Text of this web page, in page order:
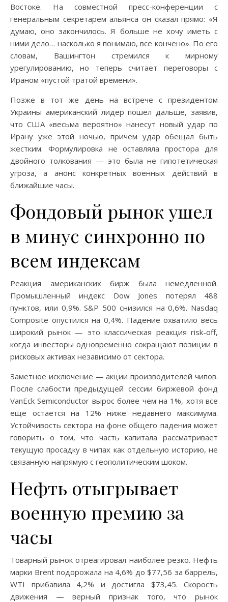
Востоке. На совместной пресс-конференции с
генеральным секретарем альянса он сказал прямо: «Я
думаю, оно закончилось. Я больше не хочу иметь с
ними дело… насколько я понимаю, все кончено». По его
словам, Вашингтон стремился к мирному
урегулированию, но теперь считает переговоры с
Ираном «пустой тратой времени».
Позже в тот же день на встрече с президентом
Украины американский лидер пошел дальше, заявив,
что США «весьма вероятно» нанесут новый удар по
Ирану уже этой ночью, причем удар обещал быть
жестким. Формулировка не оставляла простора для
двойного толкования — это была не гипотетическая
угроза, а анонс конкретных военных действий в
ближайшие часы.
Фондовый рынок ушел
в минус синхронно по
всем индексам
Реакция американских бирж была немедленной.
Промышленный индекс Dow Jones потерял 488
пунктов, или 0,9%. S&P 500 снизился на 0,6%. Nasdaq
Composite опустился на 0,4%. Падение охватило весь
широкий рынок — это классическая реакция risk-off,
когда инвесторы одновременно сокращают позиции в
рисковых активах независимо от сектора.
Заметное исключение — акции производителей чипов.
После слабости предыдущей сессии биржевой фонд
VanEck Semiconductor вырос более чем на 1%, хотя все
еще остается на 12% ниже недавнего максимума.
Устойчивость сектора на фоне общего падения может
говорить о том, что часть капитала рассматривает
текущую просадку в чипах как отдельную историю, не
связанную напрямую с геополитическим шоком.
Нефть отыгрывает
военную премию за
часы
Товарный рынок отреагировал наиболее резко. Нефть
марки Brent подорожала на 4,6% до $77,56 за баррель,
WTI прибавила 4,2% и достигла $73,45. Скорость
движения — верный признак того, что рынок